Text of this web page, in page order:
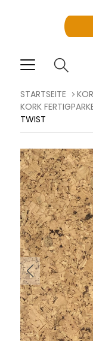
STARTSEITE
KORK
TWIST